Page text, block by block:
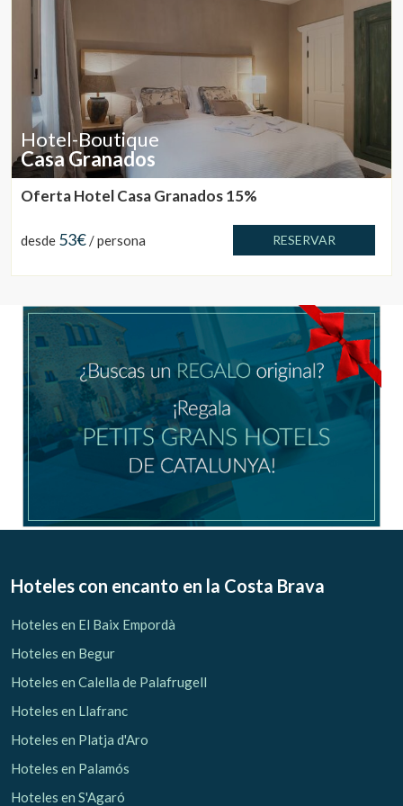
Hotel-Boutique
Casa Granados
Oferta Hotel Casa Granados 15%
desde 53€/ persona RESERVAR
Hoteles con encanto en la Costa Brava
Hoteles en El Baix Empordà
Hoteles en Begur
Hoteles en Calella de Palafrugell
Hoteles en Llafranc
Hoteles en Platja d'Aro
Hoteles en Palamós
Hoteles en S'Agaró